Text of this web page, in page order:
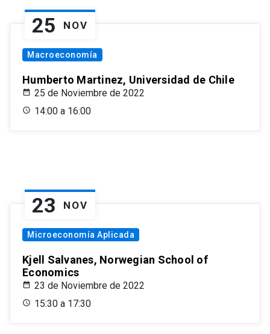
25 NOV
Macroeconomía
Humberto Martinez, Universidad de Chile
25 de Noviembre de 2022
14:00 a 16:00
23 NOV
Microeconomía Aplicada
Kjell Salvanes, Norwegian School of
Economics
23 de Noviembre de 2022
15:30 a 17:30